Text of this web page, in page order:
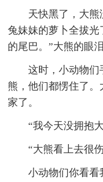
天快黑了，大熊
兔妹妹的萝卜全拔
的尾巴。”大熊的眼
这时，小动物们
熊，他们都愣住了
家了。
“我今天没拥抱
“大熊看上去很
小动物们你看看